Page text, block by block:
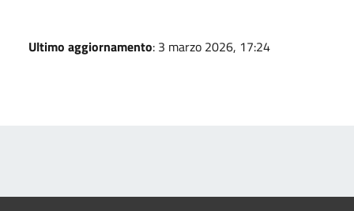
Ultimo aggiornamento: 3 marzo 2026, 17:24